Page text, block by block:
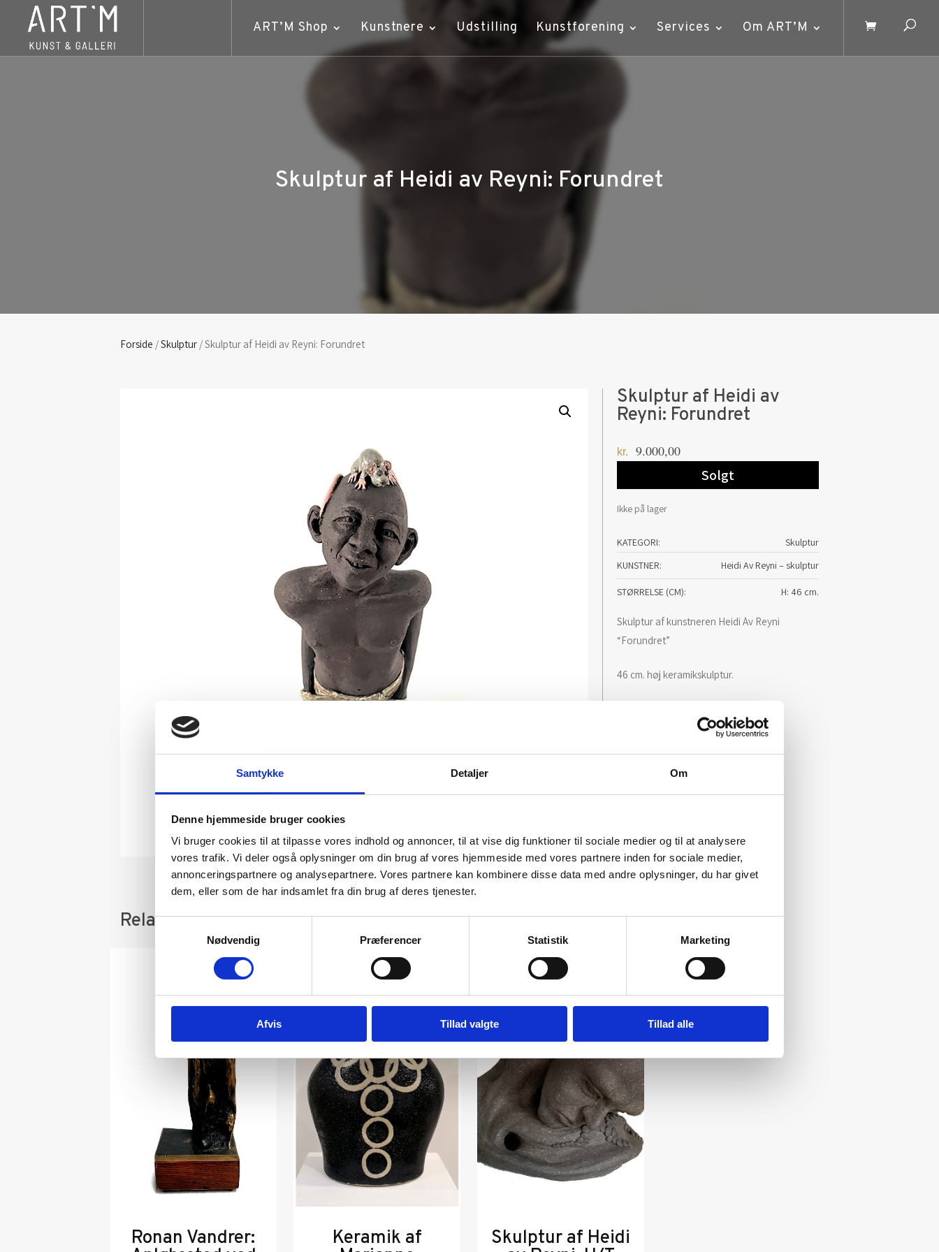
Samtykke Detaljer Om
Denne hjemmeside bruger cookies
Vi bruger cookies til at tilpasse vores indhold og annoncer, til at vise dig funktioner til sociale medier og til at analysere
vores trafik. Vi deler også oplysninger om din brug af vores hjemmeside med vores partnere inden for sociale medier,
annonceringspartnere og analysepartnere. Vores partnere kan kombinere disse data med andre oplysninger, du har givet
dem, eller som de har indsamlet fra din brug af deres tjenester.
Nødvendig
Præferencer Statistik Marketing
Afvis Tillad valgte Tillad alle
ART’M Shop Kunstnere Udstilling Kunstforening Services Om ART’M
Skulptur af Heidi av Reyni: Forundret
Forside /Skulptur / Skulptur af Heidi av Reyni: Forundret
Skulptur af Heidi av
Reyni: Forundret
kr. 9.000,00
Solgt
Ikke på lager
KATEGORI:
Skulptur
KUNSTNER
Heidi Av Reyni – skulptur
STØRRELSE (CM) H: 46 cm.
Skulptur af kunstneren Heidi Av Reyni
“Forundret”
46 cm. høj keramikskulptur.
Relaterede varer
Ronan Vandrer: Keramik af Skulptur af Heidi